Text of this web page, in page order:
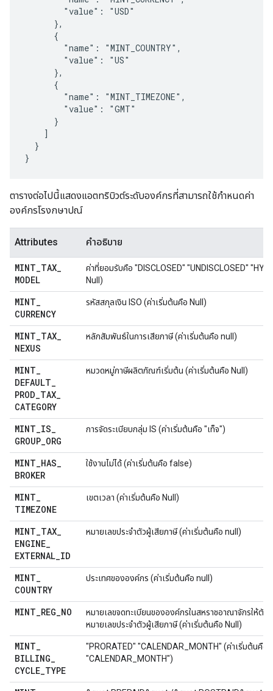
        "value": "USD"
      },
      {
        "name": "MINT_COUNTRY",
        "value": "US"
      },
      {
        "name": "MINT_TIMEZONE",
        "value": "GMT"
      }
    ]
  }
}
ตารางต่อไปนี้แสดงแอตทริบิวต์ระดับองค์กรที่สามารถใช้กำหนดค่า
องค์กรโรงกษาปณ์
Attributes คำอธิบาย
MINT TAX
MODEL
ค่าที่ยอมรับคือ "DISCLOSED" "UNDISCLOSED"
Null)
MINT
CURRENCY
รหัสสกุลเงิน ISO (ค่าเริ่มต้นคือ Null)
MINT TAX
NEXUS
หลักสัมพันธ์ในการเสียภาษี (ค่าเริ่มต้นคือ null)
MINT
DEFAULT
PROD TAX
CATEGORY
หมวดหมู่ภาษีผลิตภัณฑ์เริ่มต้น (ค่าเริ่มต้นคือ Null)
MINT IS
GROUP ORG
การจัดระเบียบกลุ่ม IS (ค่าเริ่มต้นคือ "เท็จ")
MINT HAS
BROKER
ใช้งานไม่ได้ (ค่าเริ่มต้นคือ false)
MINT
TIMEZONE
เขตเวลา (ค่าเริ่มต้นคือ Null)
MINT TAX
ENGINE
EXTERNAL ID
หมายเลขประจำตัวผู้เสียภาษี (ค่าเริ่มต้นคือ null)
MINT
COUNTRY
ประเทศขององค์กร (ค่าเริ่มต้นคือ null)
MINT REG NO
หมายเลขจดทะเบียนขององค์กรในสหราชอาณาจักรให้ตัว
หมายเลขประจำตัวผู้เสียภาษี (ค่าเริ่มต้นคือ Null)
MINT
BILLING
CYCLE TYPE
"PRORATED" "CALENDAR_MONTH" (ค่าเริ่มต้นคือ
"CALENDAR_MONTH")